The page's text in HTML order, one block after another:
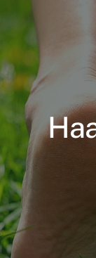
Straling: